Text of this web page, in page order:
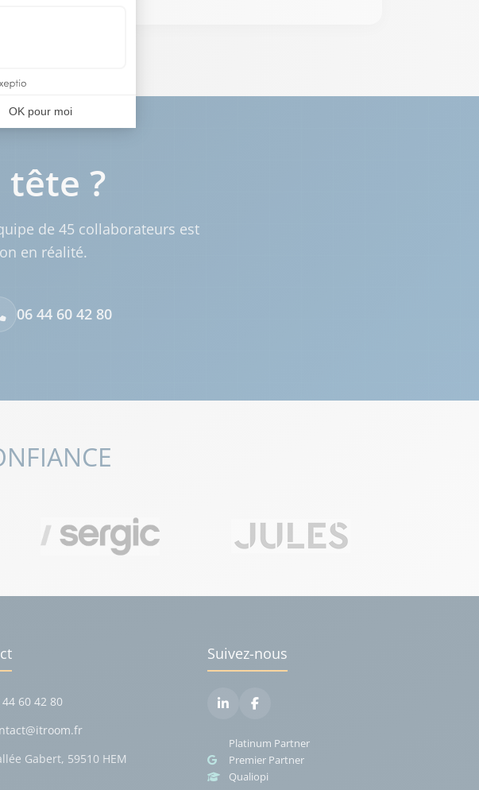
?
de 45 collaborateurs est
en réalité.
06 44 60 42 80
44 60 42 80
Gabert, 59510 HEM
Suivez-nous
Platinum Partner
Premier Partner
Qualiopi